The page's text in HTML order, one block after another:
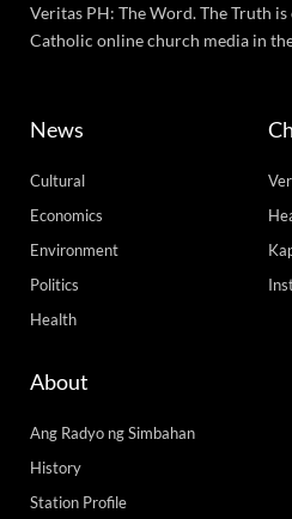
Veritas PH: The Word. The Truth
Catholic online church media in
News
Cultural
Economics
Environment
Politics
Health
About
Ang Radyo ng Simbahan
History
Station Profile